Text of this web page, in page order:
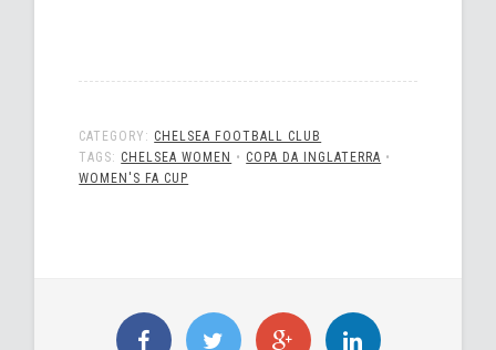
CATEGORY: CHELSEA FOOTBALL CLUB
TAGS: CHELSEA WOMEN • COPA DA INGLATERRA •
WOMEN'S FA CUP